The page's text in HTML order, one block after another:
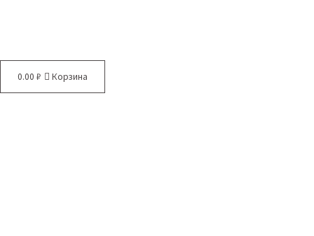
0.00 ₽ Корзина